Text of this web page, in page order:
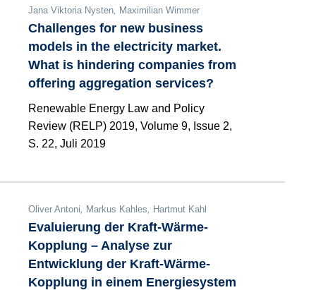
Jana Viktoria Nysten, Maximilian Wimmer
Challenges for new business
models in the electricity market.
What is hindering companies from
offering aggregation services?
Renewable Energy Law and Policy
Review (RELP) 2019, Volume 9, Issue 2,
S. 22, Juli 2019
Oliver Antoni, Markus Kahles, Hartmut Kahl
Evaluierung der Kraft-Wärme-
Kopplung – Analyse zur
Entwicklung der Kraft-Wärme-
Kopplung in einem Energiesystem